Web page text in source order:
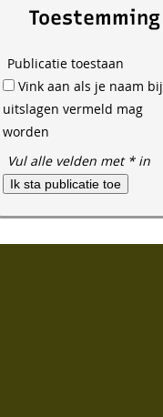
Toestemming
Publicatie toestaan
Vink aan als je naam bij
uitslagen vermeld mag
worden
Vul alle velden met * in
Ik sta publicatie toe
Inloggen